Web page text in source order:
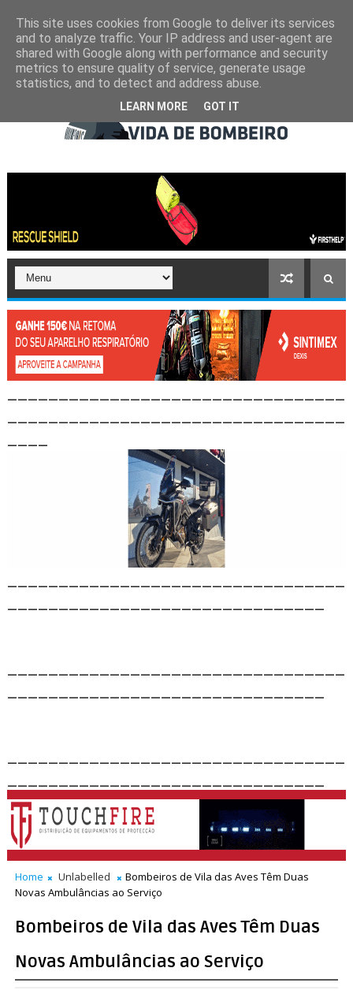
Home Unlabelled
Bombeiros de Vila das Aves Têm Duas
Novas Ambulâncias ao Serviço
Bombeiros de Vila das Aves Têm Duas
Novas Ambulâncias ao Serviço
This site uses cookies from Google to deliver its services
and to analyze traffic. Your IP address and user-agent are
shared with Google along with performance and security
metrics to ensure quality of service, generate usage
statistics, and to detect and address abuse.
LEARN MORE GOT IT